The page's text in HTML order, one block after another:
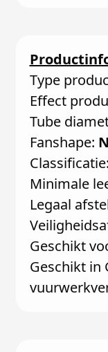
Type
Effect
Tube
Fanshape:
Classificatie:
Minimale
Legaal
Geschikt
Geschikt in